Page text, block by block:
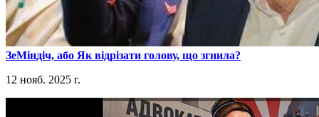
​ЗеМіндіч, або Як відрізати голову, що згнила?
12 нояб. 2025 г.